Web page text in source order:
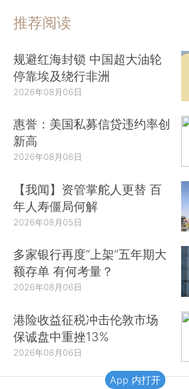
推荐阅读
规避红海封锁 中国超大油轮
停靠埃及绕行非洲
2026年08月06日
惠誉：美国私募信贷违约率创
新高
2026年08月06日
【我闻】资管掌舵人更替 百
年人寿僵局何解
2026年08月05日
多家银行再度“上架”五年期大
额存单 有何考量？
2026年08月06日
港险收益征税冲击伦敦市场
保诚盘中重挫13%
2026年08月06日
App 内打开